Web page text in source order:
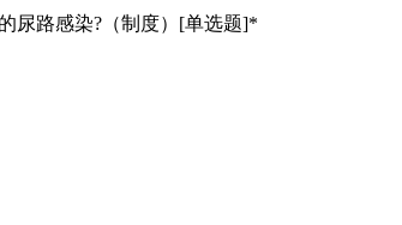
尿路感染?（制度）[单选题]*